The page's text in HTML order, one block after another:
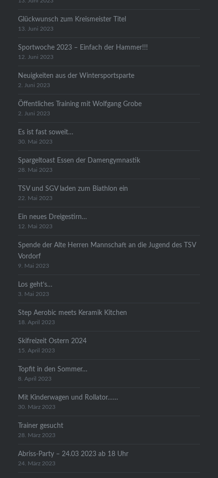
Glückwunsch zum Kreismeister Titel
13. Juni 2023
Sportwoche 2023 – Einfach der Hammer!!!
12. Juni 2023
Neuigkeiten aus der Wintersportsparte
2. Juni 2023
Öffentliches Training mit Wolfgang Grobe
2. Juni 2023
Es ist fast soweit…
30. Mai 2023
Spargeltoast Essen der Damengymnastik
28. Mai 2023
TSV und SGV laden zum Biathlon ein
22. Mai 2023
Ein neues Dreigestirn…
12. Mai 2023
Spende der Alte Herren Mannschaft an die Jugend des TSV
Vordorf
9. Mai 2023
Los geht’s…
3. Mai 2023
Step Aerobic meets Keramik Kitchen
18. April 2023
Skifreizeit Ostern 2024
15. April 2023
Topfit in den Sommer…
8. April 2023
Mit Kinderwagen und Rollator……
30. März 2023
Trainer gesucht
28. März 2023
Abriss-Party – 24.03 2023 ab 18 Uhr
24. März 2023